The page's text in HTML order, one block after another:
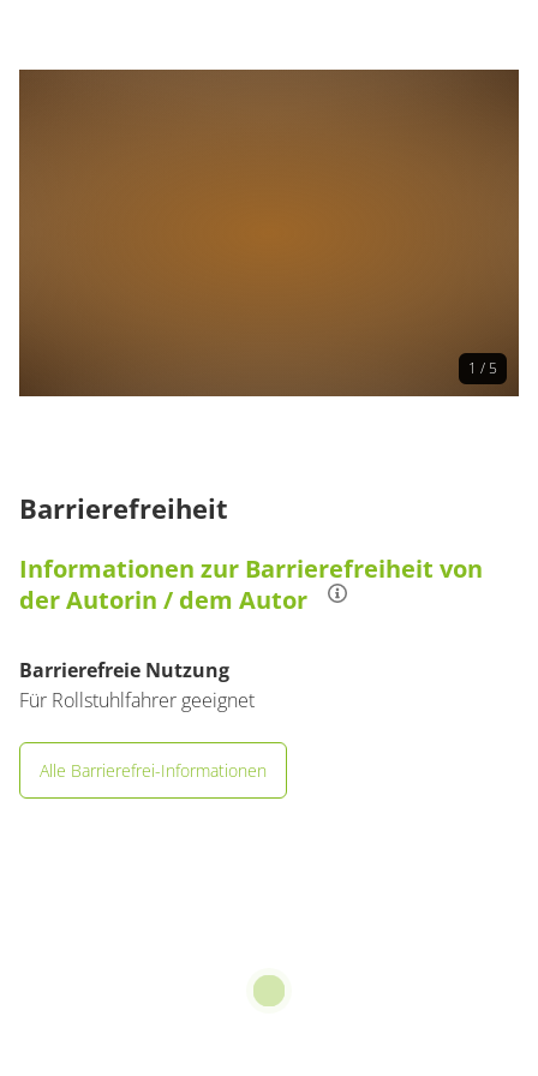
1 / 5
Barrierefreiheit
Informationen zur Barrierefreiheit von
der Autorin / dem Autor
Barrierefreie Nutzung
Für Rollstuhlfahrer geeignet
Alle Barrierefrei-Informationen